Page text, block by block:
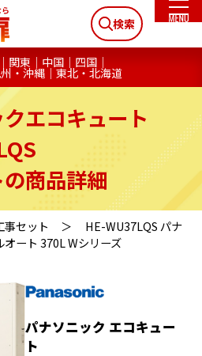
検索
関東 中国 四国
・沖縄 東北・北海道
エコキュート
商品詳細
事セット
HE-WU37LQS パナ
ート 370L Wシリーズ
パナソニック エコキュー
ト